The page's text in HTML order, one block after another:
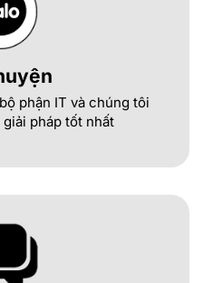
phận IT và chúng tôi
pháp tốt nhất